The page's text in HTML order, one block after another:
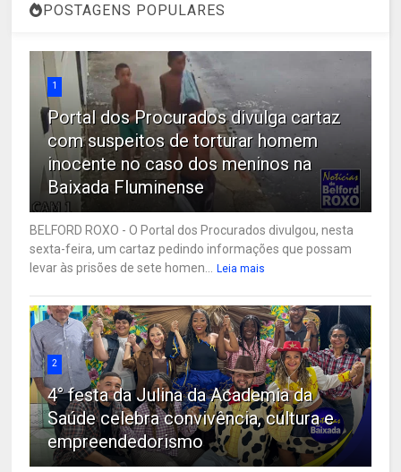
POSTAGENS POPULARES
1
Portal dos Procurados divulga cartaz
com suspeitos de torturar homem
inocente no caso dos meninos na
Baixada Fluminense
BELFORD ROXO - O Portal dos Procurados divulgou, nesta
sexta-feira, um cartaz pedindo informações que possam
levar às prisões de sete homen...
Leia mais
2
4° festa da Julina da Academia da
Saúde celebra convivência, cultura e
empreendedorismo